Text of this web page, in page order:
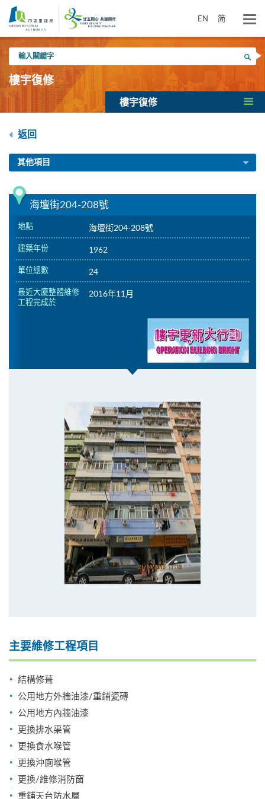
內
EN 简
入
關
鍵
搜尋
樓宇復修
樓宇復修
返回
其他項目
海壇街204-208號
地點 海壇街204-208號
建築年份 1962
單位總數 24
最近大廈整體維修
工程完成於
2016年11月
主要維修工程項目
結構修葺
公用地方外牆油漆/重鋪瓷磚
公用地方內牆油漆
更換排水渠管
更換食水喉管
更換沖廁喉管
更換/維修消防窗
重鋪天台防水層